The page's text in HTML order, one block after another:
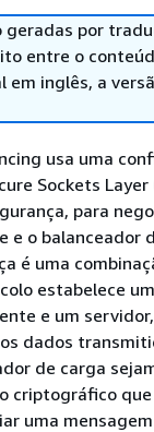
geradas por
entre o
em inglês, a
usa uma
Sockets Layer
para
e o balanceador
é uma
estabelece
e um
dados
de carga
criptográfico que
uma